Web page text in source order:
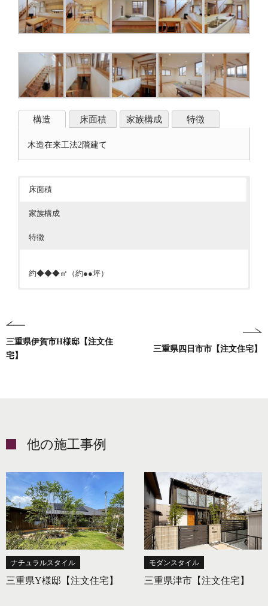
構造 床面積 家族構成 特徴
木造在来工法2階建て
床面積
家族構成
特徴
約◆◆◆㎡（約●●坪）
三重県伊賀市H様邸【注文住
宅】
三重県四日市市【注文住宅】
他の施工事例
ナチュラルスタイル
三重県Y様邸【注文住宅】
モダンスタイル
三重県津市【注文住宅】